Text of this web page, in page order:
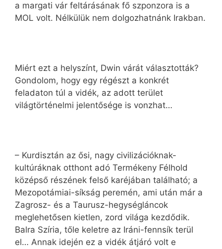
a margati vár feltárásának fő szponzora is a
MOL volt. Nélkülük nem dolgozhatnánk Irakban.
Miért ezt a helyszínt, Dwin várát választották?
Gondolom, hogy egy régészt a konkrét
feladaton túl a vidék, az adott terület
világtörténelmi jelentősége is vonzhat…
– Kurdisztán az ősi, nagy civilizációknak-
kultúráknak otthont adó Termékeny Félhold
középső részének felső karéjában található; a
Mezopotámiai-síkság peremén, ami után már a
Zagrosz- és a Taurusz-hegységláncok
meglehetősen kietlen, zord világa kezdődik.
Balra Szíria, tőle keletre az Iráni-fennsík terül
el… Annak idején ez a vidék átjáró volt e